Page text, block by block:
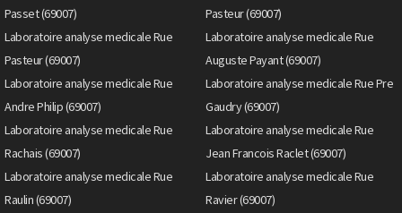
Passet (69007)
Pasteur (69007)
Laboratoire analyse medicale Rue
Pasteur (69007)
Laboratoire analyse medicale Rue
Auguste Payant (69007)
Laboratoire analyse medicale Rue
Andre Philip (69007)
Laboratoire analyse medicale Rue Pre
Gaudry (69007)
Laboratoire analyse medicale Rue
Rachais (69007)
Laboratoire analyse medicale Rue
Jean Francois Raclet (69007)
Laboratoire analyse medicale Rue
Raulin (69007)
Laboratoire analyse medicale Rue
Ravier (69007)